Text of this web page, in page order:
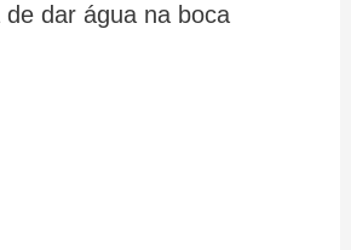
de dar água na boca